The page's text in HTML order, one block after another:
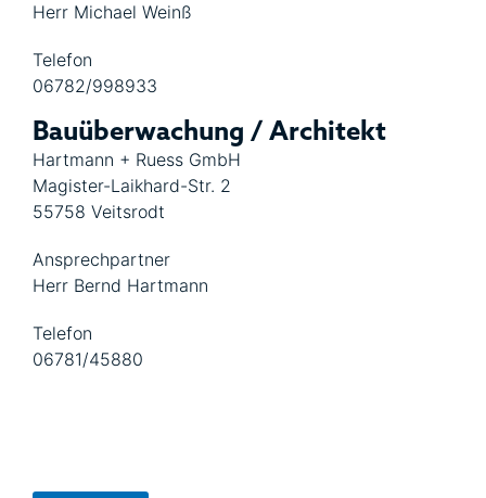
Herr Michael Weinß
Telefon
06782/998933
Bauüberwachung / Architekt
Hartmann + Ruess GmbH
Magister-Laikhard-Str. 2
55758 Veitsrodt
Ansprechpartner
Herr Bernd Hartmann
Telefon
06781/45880